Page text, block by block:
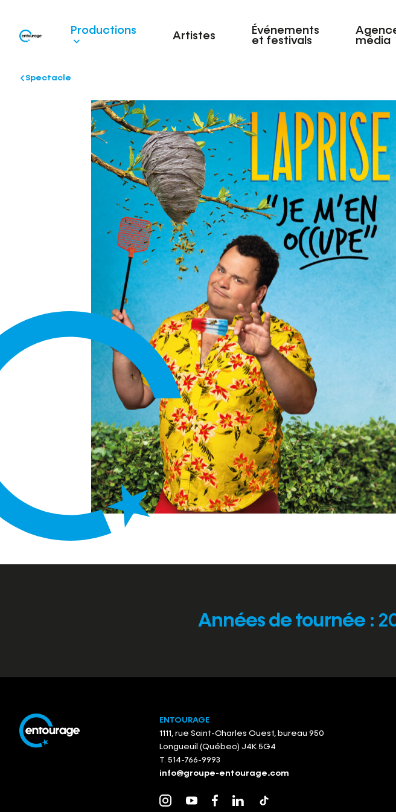
Productions Artistes
Événements
et festivals
média
Spectacle
Années de tournée:
ENTOURAGE
1111, rue Saint-Charles Ouest, bureau 950
Longueuil (Québec) J4K 5G4
T. 514-766-9993
info@groupe-entourage.com